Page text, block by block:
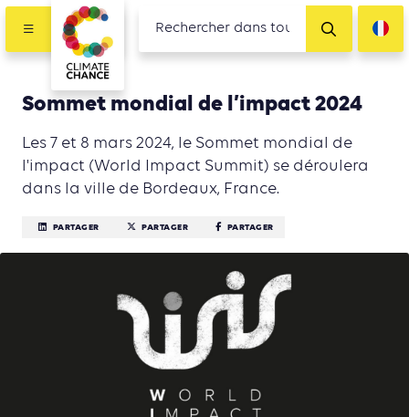
Sommet mondial de l’impact 2024
Les 7 et 8 mars 2024, le Sommet mondial de
l'impact (World Impact Summit) se déroulera
dans la ville de Bordeaux, France.
PARTAGER PARTAGER PARTAGER